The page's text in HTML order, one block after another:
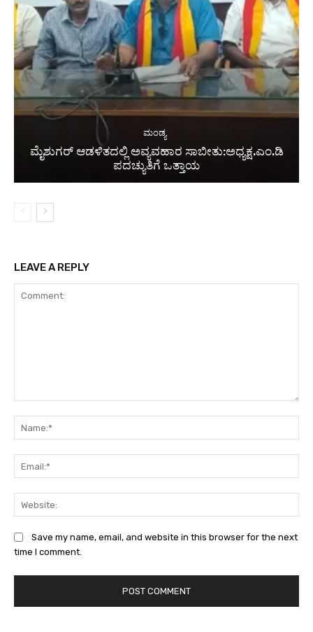
ಮಂಡ್ಯ
ಮೈಶುಗರ್ ಆಡಳಿತದಲ್ಲಿ ಅವ್ಯವಹಾರ ಸಾಬೀತು:ಅಧ್ಯಕ್ಷ.ಎಂ.ಡಿ
ಪದಚ್ಯುತಿಗೆ ಒತ್ತಾಯ
LEAVE A REPLY
Save my name, email, and website in this browser for the next
time I comment.